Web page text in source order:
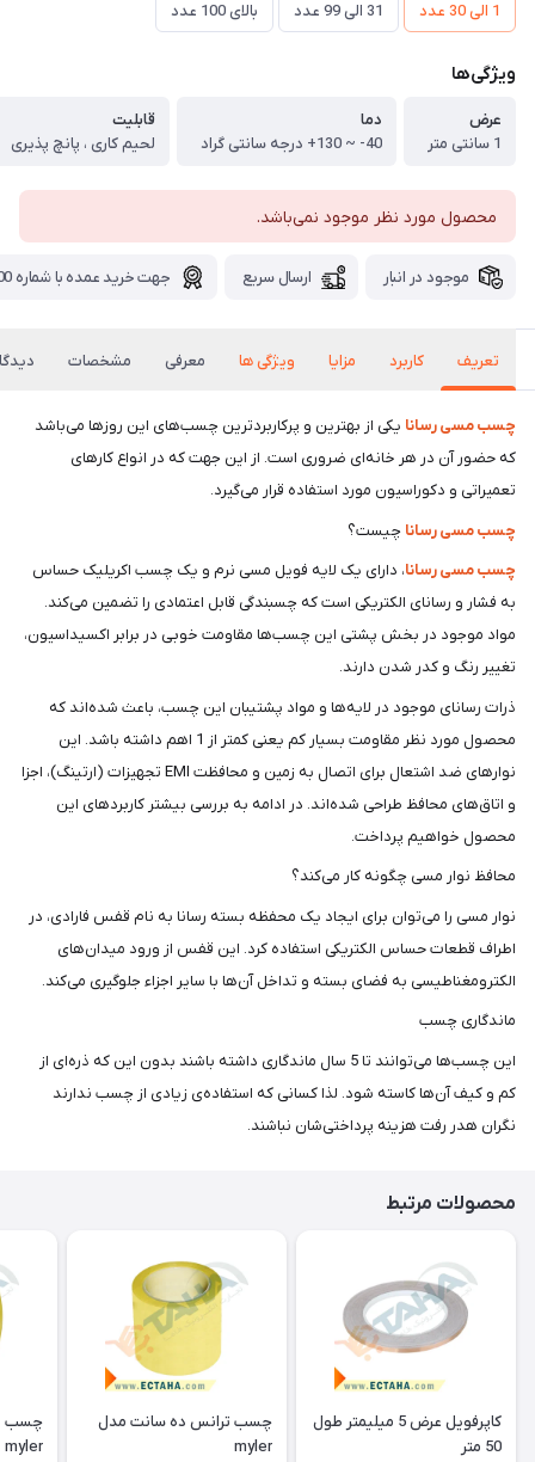
1 الی 30 عدد 31 الی 99 عدد بالای 100 عدد
ویژگی‌ها
عرض
1 سانتی متر
دما
40- ~ 130+ درجه سانتی گراد
قابلیت
لحیم کاری ، پانچ پذیری
محصول مورد نظر موجود نمی‌باشد.
موجود در انبار ارسال سریع جهت خرید عمده با شماره 09371115700 تماس بگیرید.
تعریف کاربرد مزایا ویژگی ها معرفی مشخصات
چسب مسی رسانا یکی از بهترین و پرکاربردترین چسب‌های این روزها می‌باشد
که حضور آن در هر خانه‌ای ضروری است. از این جهت که در انواع کارهای
تعمیراتی و دکوراسیون مورد استفاده قرار می‌گیرد.
چسب مسی رسانا چیست؟
چسب مسی رسانا، دارای یک لایه فویل مسی نرم و یک چسب اکریلیک حساس
به فشار و رسانای الکتریکی است که چسبندگی قابل اعتمادی را تضمین می‌کند.
مواد موجود در بخش پشتی این چسب‌ها مقاومت خوبی در برابر اکسیداسیون،
تغییر رنگ و کدر شدن دارند.
ذرات رسانای موجود در لایه‌ها و مواد پشتیبان این چسب،‌ باعث شده‌اند که
محصول مورد نظر مقاومت بسیار کم یعنی کمتر از 1 اهم داشته باشد. این
نوارهای ضد اشتعال برای اتصال به زمین و محافظت EMI تجهیزات (ارتینگ)، اجزا
و اتاق‌های محافظ طراحی شده‌اند. در ادامه به بررسی بیشتر کاربردهای این
محصول خواهیم پرداخت.
محافظ نوار مسی چگونه کار می‌کند؟
نوار مسی را می‌توان برای ایجاد یک محفظه بسته رسانا به نام قفس فارادی، در
اطراف قطعات حساس الکتریکی استفاده کرد. این قفس از ورود میدان‌های
الکترومغناطیسی به فضای بسته و تداخل آن‌ها با سایر اجزاء جلوگیری می‌کند.
ماندگاری چسب
این چسب‌ها می‌توانند تا 5 سال ماندگاری داشته باشند بدون این که ذره‌ای از
کم و کیف آن‌ها کاسته شود. لذا کسانی که استفاده‌ی زیادی از چسب ندارند
نگران هدر رفت هزینه پرداختی‌شان نباشند.
محصولات مرتبط
کاپرفویل عرض 5 میلیمتر طول
50 متر
چسب ترانس ده سانت مدل
myler
چسب
myler